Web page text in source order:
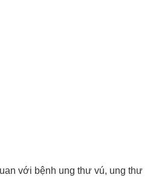
với bệnh ung thư vú, ung thư